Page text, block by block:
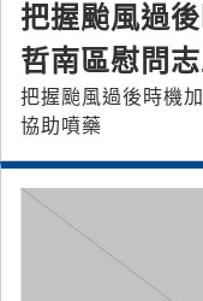
把握颱風過
哲南區慰問
把握颱風過後時機
協助噴藥